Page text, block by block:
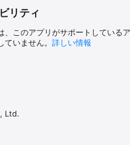
リティ
、このアプリがサポートしている
いません。 詳しい情報
Ltd.